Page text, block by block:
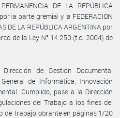
DE LA REPÚBLICA
la parte gremial y la FEDERACION
DE LA REPÚBLICA ARGENTINA por
de la Ley N° 14.250 (t.o. 2004) de
de Gestión Documental
de Informática, Innovación
Cumplido, pase a la Dirección
del Trabajo a los fines del
de Trabajo obrante en páginas 1/20